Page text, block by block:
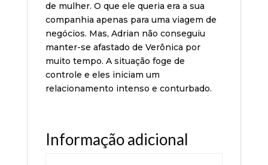
de mulher. O que ele queria era a sua
companhia apenas para uma viagem de
negócios. Mas, Adrian não conseguiu
manter-se afastado de Verônica por
muito tempo. A situação foge de
controle e eles iniciam um
relacionamento intenso e conturbado.
Informação adicional